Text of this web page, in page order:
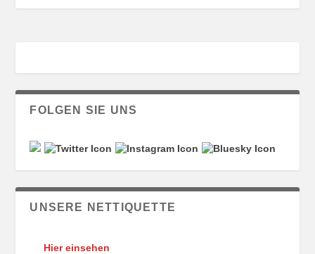
FOLGEN SIE UNS
UNSERE NETTIQUETTE
Hier einsehen